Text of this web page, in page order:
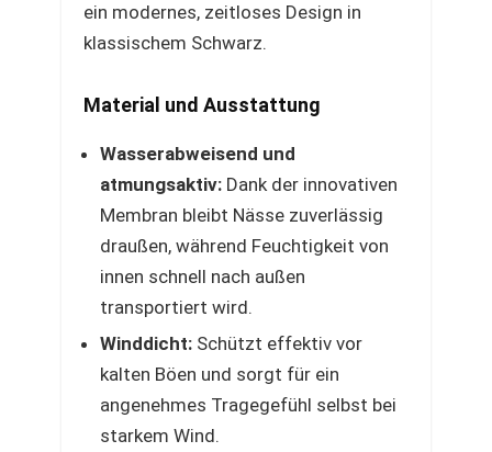
ein modernes, zeitloses Design in
klassischem Schwarz.
Material und Ausstattung
Wasserabweisend und
atmungsaktiv: Dank der innovativen
Membran bleibt Nässe zuverlässig
draußen, während Feuchtigkeit von
innen schnell nach außen
transportiert wird.
Winddicht: Schützt effektiv vor
kalten Böen und sorgt für ein
angenehmes Tragegefühl selbst bei
starkem Wind.